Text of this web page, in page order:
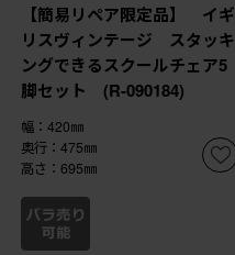
【簡易リペア限定品】 イギ
リスヴィンテージ スタッキ
ングできるスクールチェア5
脚セット (R-090184)
幅：420㎜
奥行：475㎜
高さ：695㎜